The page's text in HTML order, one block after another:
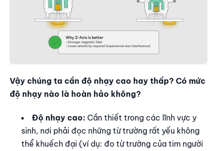
Vậy chúng ta cần độ nhạy cao hay thấp? Có mức
độ nhạy nào là hoàn hảo không?
Độ nhạy cao: Cần thiết trong các lĩnh vực y
sinh, nơi phải đọc những từ trường rất yếu không
thể khuếch đại (ví dụ: đo từ trường của tim người